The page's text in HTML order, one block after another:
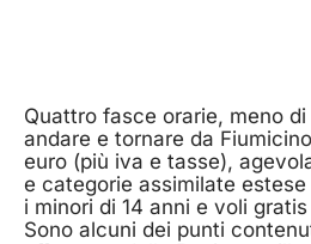
Quattro fasce orarie, meno
andare e tornare da
euro (più iva e tasse),
e categorie assimilate
i minori di 14 anni e voli
Sono alcuni dei punti